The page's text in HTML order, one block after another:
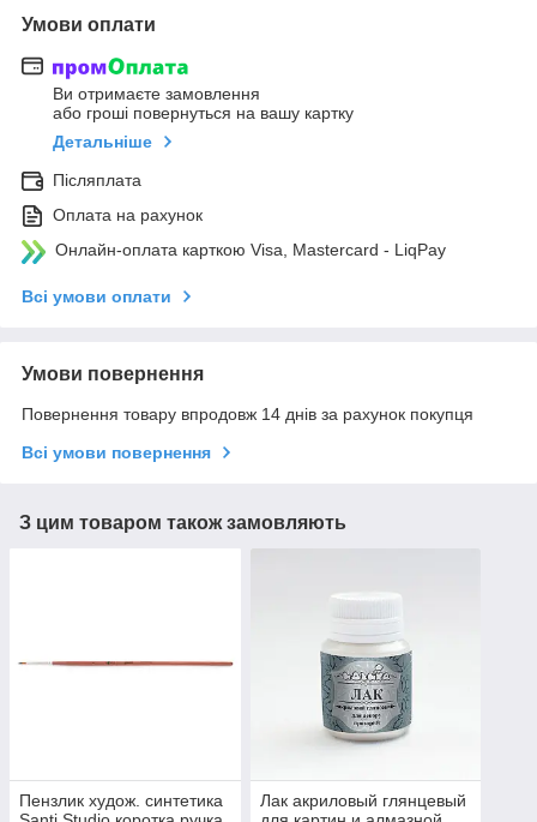
Умови оплати
Ви отримаєте замовлення
або гроші повернуться на вашу картку
Детальніше
Післяплата
Оплата на рахунок
Онлайн-оплата карткою Visa, Mastercard - LiqPay
Всі умови оплати
Умови повернення
Повернення товару впродовж 14 днів за рахунок покупця
Всі умови повернення
З цим товаром також замовляють
Пензлик худож. синтетика
Лак акриловый глянцевый